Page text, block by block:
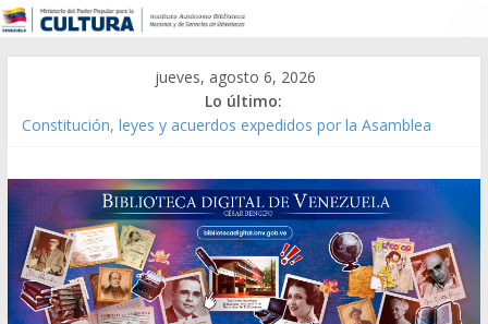
jueves, agosto 6, 2026
Lo último:
Constitución, leyes y acuerdos expedidos por la Asamblea
Modesta Bor Sánchez [material gráfico]
Gaceta Oficial de la República de Venezuela año CXXXIII Mes V,
Caracas 09 de marzo de 2006 N° 38.394
Catálogo temático de obras de Modesta Bor